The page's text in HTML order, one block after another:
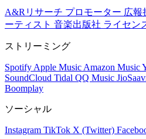
A&Rリサーチ プロモーター 広報
ーティスト 音楽出版社 ライセン
ストリーミング
Spotify Apple Music Amazon Music
SoundCloud Tidal QQ Music
Boomplay
ソーシャル
Instagram TikTok X (Twitter)